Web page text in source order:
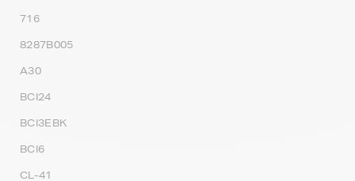
716
8287B005
A30
BCI24
BCI3EBK
BCI6
CL-41